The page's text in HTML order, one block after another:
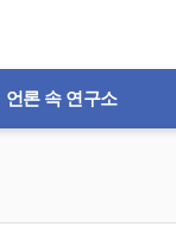
언론 속 연구소